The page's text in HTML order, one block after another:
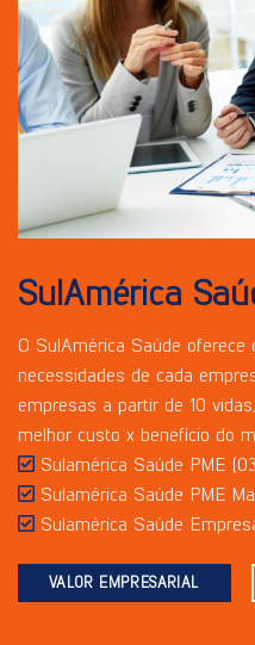
SulAmérica
O SulAmérica Saúde
necessidades de cada
empresas a partir de 10
melhor custo x benefício do
Sulamérica Saúde PME
Sulamérica Saúde PME
Sulamérica Saúde
VALOR EMPRESARIAL